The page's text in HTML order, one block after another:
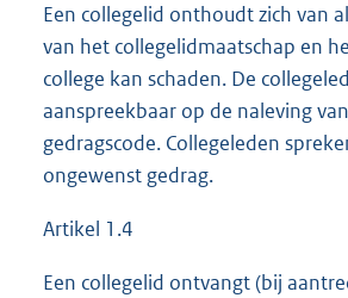
Een collegelid onthoudt zich van
van het collegelidmaatschap en
college kan schaden. De
aanspreekbaar op de naleving
gedragscode. Collegeleden
ongewenst gedrag.
Artikel 1.4
Een collegelid ontvangt (bij